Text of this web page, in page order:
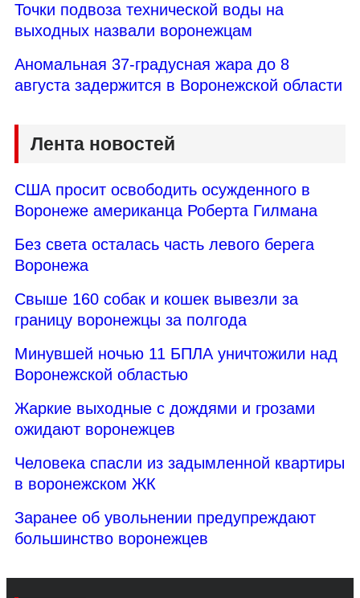
Точки подвоза технической воды на
выходных назвали воронежцам
Аномальная 37-градусная жара до 8
августа задержится в Воронежской области
Лента новостей
США просит освободить осужденного в
Воронеже американца Роберта Гилмана
Без света осталась часть левого берега
Воронежа
Свыше 160 собак и кошек вывезли за
границу воронежцы за полгода
Минувшей ночью 11 БПЛА уничтожили над
Воронежской областью
Жаркие выходные с дождями и грозами
ожидают воронежцев
Человека спасли из задымленной квартиры
в воронежском ЖК
Заранее об увольнении предупреждают
большинство воронежцев